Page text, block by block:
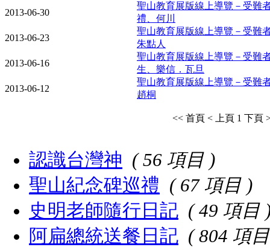
2013-06-30
聖山教育展版線上導覽－受難
禮、何川
2013-06-23
聖山教育展版線上導覽－受難
朱點人
2013-06-16
聖山教育展版線上導覽－受難
生、樂信．瓦旦
2013-06-12
聖山教育展版線上導覽－受難
趙桐
<< 首頁 < 上頁 1 下頁
認識台灣神 ( 56 項目 )
聖山紀念碑巡禮 ( 67 項目 )
史明老師隨行日記 ( 49 項目
阿扁總統送餐日記 ( 804 項